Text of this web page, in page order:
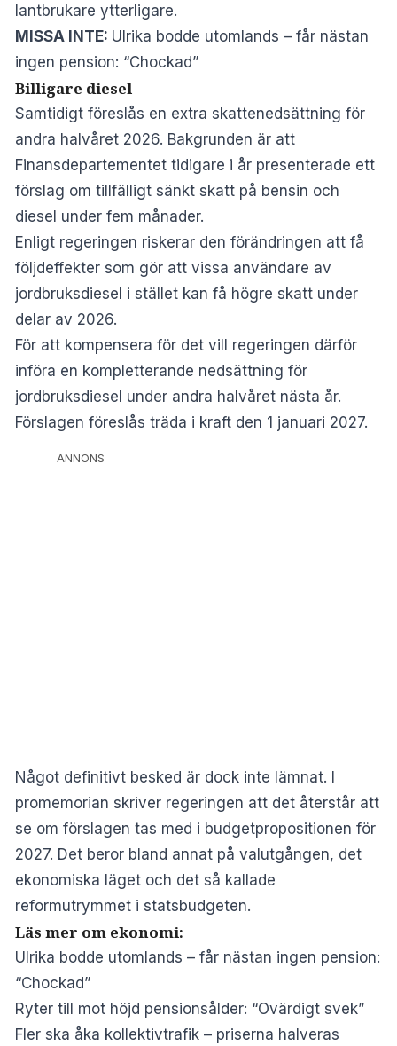
lantbrukare ytterligare.
MISSA INTE: Ulrika bodde utomlands – får nästan
ingen pension: “Chockad”
Billigare diesel
Samtidigt föreslås en extra skattenedsättning för
andra halvåret 2026. Bakgrunden är att
Finansdepartementet tidigare i år presenterade ett
förslag om tillfälligt sänkt skatt på bensin och
diesel under fem månader.
Enligt regeringen riskerar den förändringen att få
följdeffekter som gör att vissa användare av
jordbruksdiesel i stället kan få högre skatt under
delar av 2026.
För att kompensera för det vill regeringen därför
införa en kompletterande nedsättning för
jordbruksdiesel under andra halvåret nästa år.
Förslagen föreslås träda i kraft den 1 januari 2027.
ANNONS
Något definitivt besked är dock inte lämnat. I
promemorian skriver regeringen att det återstår att
se om förslagen tas med i budgetpropositionen för
2027. Det beror bland annat på valutgången, det
ekonomiska läget och det så kallade
reformutrymmet i statsbudgeten.
Läs mer om ekonomi:
Ulrika bodde utomlands – får nästan ingen pension:
“Chockad”
Ryter till mot höjd pensionsålder: “Ovärdigt svek”
Fler ska åka kollektivtrafik – priserna halveras